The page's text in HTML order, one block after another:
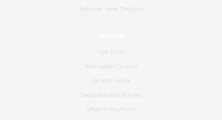
Gerçekten harika ve etkileyici
Hızlı bir şekilde elimize ulaştı
Teslimat, İade, Değişim
Üye Girişi
Yeni Üyelik Oluştur
Sipariş Takibi
Sıkça Sorulan Sorular
Şifremi Unuttum